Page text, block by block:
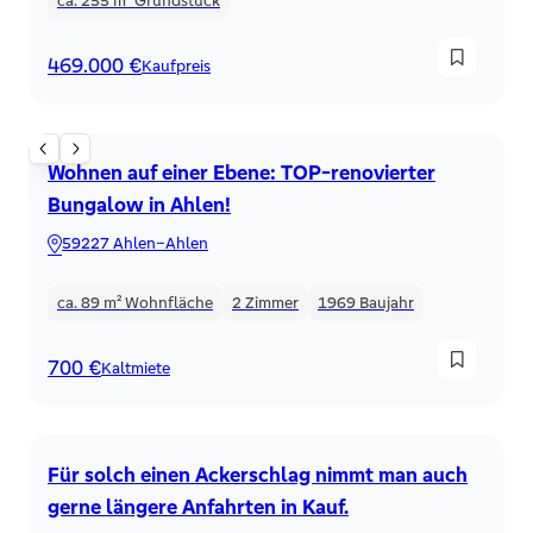
469.000 €Kaufpreis
Wohnen auf einer Ebene: TOP-renovierter
Bungalow in Ahlen!
59227 Ahlen–Ahlen
ca. 89 m²Wohnfläche 2 Zimmer 1969 Baujahr
700 €Kaltmiete
Für solch einen Ackerschlag nimmt man auch
gerne längere Anfahrten in Kauf.